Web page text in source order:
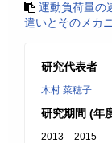
運動負荷量の
違いとそのメカ
研究代表者
木村 菜穂子
研究期間 (年
2013 – 2015